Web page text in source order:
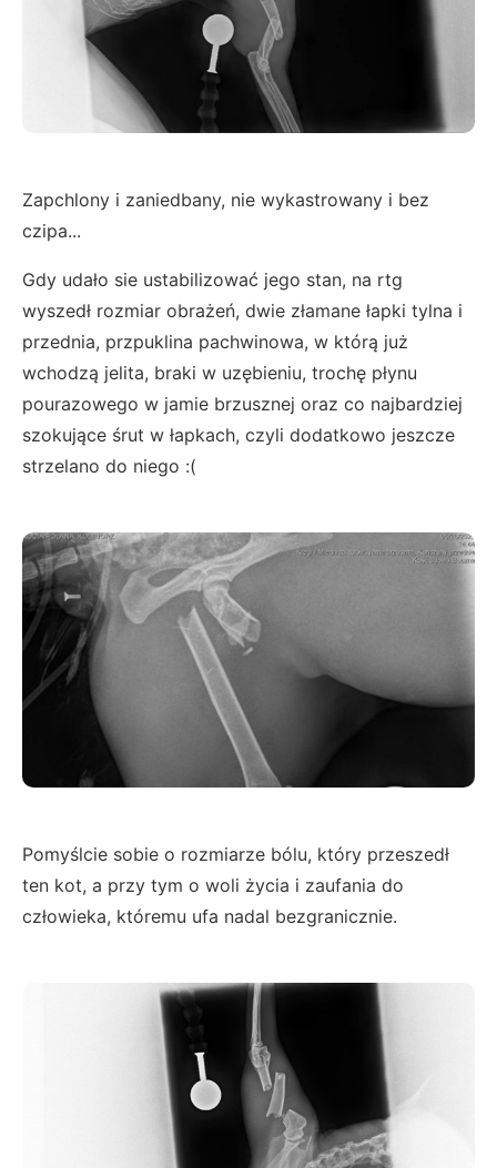
Zapchlony i zaniedbany, nie wykastrowany i bez
czipa...
Gdy udało sie ustabilizować jego stan, na rtg
wyszedł rozmiar obrażeń, dwie złamane łapki tylna i
przednia, przpuklina pachwinowa, w którą już
wchodzą jelita, braki w uzębieniu, trochę płynu
pourazowego w jamie brzusznej oraz co najbardziej
szokujące śrut w łapkach, czyli dodatkowo jeszcze
strzelano do niego :(
Pomyślcie sobie o rozmiarze bólu, który przeszedł
ten kot, a przy tym o woli życia i zaufania do
człowieka, któremu ufa nadal bezgranicznie.